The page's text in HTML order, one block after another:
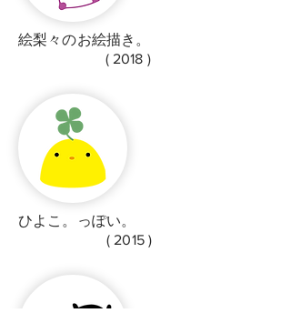
絵梨々のお絵描き。
( 2018 )
ひよこ。っぽい。
​ ( 2015 )